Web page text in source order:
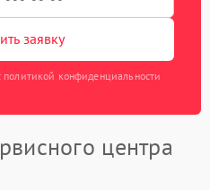
заявку
политикой конфиденциальности
центра